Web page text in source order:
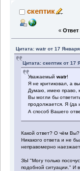
скептик
« Ответ
Цитата: watr от 17
Цитата: скептик от 17
Уважаемыйwatr!
Я не критиковал, а
Думаю, имею право,
Вы могли бы
продолжается. Я (да
А способ Вашего
Какой ответ? О чём Вы?
Никакого ответа и не
неправомерно
ЗЫ "Могу только
подобной ситуации." И